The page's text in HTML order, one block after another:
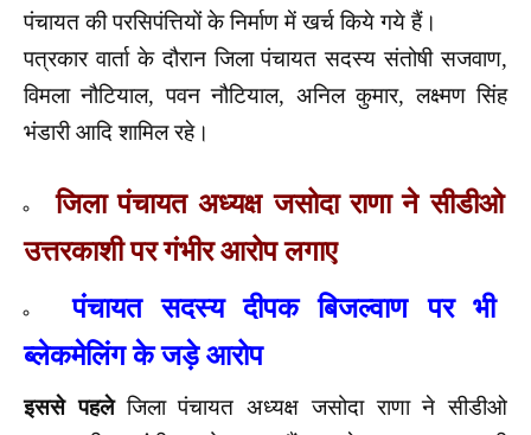
पंचायत की परसिपंत्तियों के निर्माण में खर्च किये गये हैं।
पत्रकार वार्ता के दौरान जिला पंचायत सदस्य संतोषी सजवाण,
विमला नौटियाल, पवन नौटियाल, अनिल कुमार, लक्ष्मण सिंह
भंडारी आदि शामिल रहे।
जिला पंचायत अध्यक्ष जसोदा राणा ने सीडीओ
उत्तरकाशी पर गंभीर आरोप लगाए
पंचायत सदस्य दीपक बिजल्वाण पर भी
ब्लेकमेलिंग के जड़े आरोप
इससे पहले जिला पंचायत अध्यक्ष जसोदा राणा ने सीडीओ